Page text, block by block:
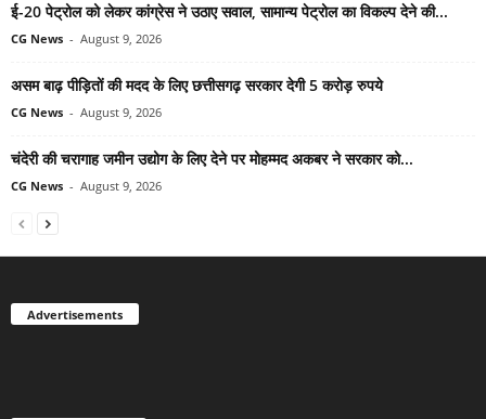
ई-20 पेट्रोल को लेकर कांग्रेस ने उठाए सवाल, सामान्य पेट्रोल का विकल्प देने की...
CG News - August 9, 2026
असम बाढ़ पीड़ितों की मदद के लिए छत्तीसगढ़ सरकार देगी 5 करोड़ रुपये
CG News - August 9, 2026
चंदेरी की चरागाह जमीन उद्योग के लिए देने पर मोहम्मद अकबर ने सरकार को...
CG News - August 9, 2026
Advertisements